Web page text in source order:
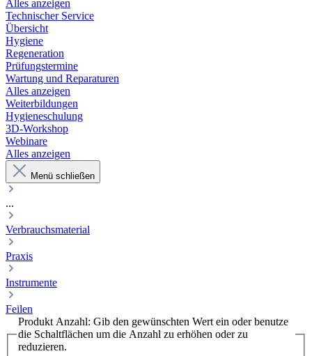
Alles anzeigen
Technischer Service
Übersicht
Hygiene
Regeneration
Prüfungstermine
Wartung und Reparaturen
Alles anzeigen
Weiterbildungen
Hygieneschulung
3D-Workshop
Webinare
Alles anzeigen
Menü schließen
...
Verbrauchsmaterial
Praxis
Instrumente
Feilen
Produkt Anzahl: Gib den gewünschten Wert ein oder benutze
die Schaltflächen um die Anzahl zu erhöhen oder zu
reduzieren.